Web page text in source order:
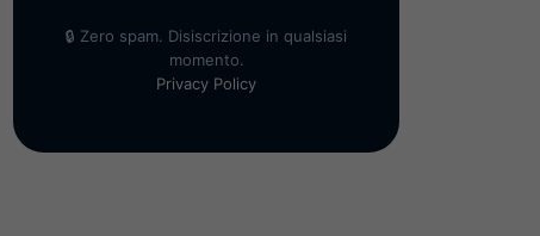
🔒 Zero spam. Disiscrizione in qualsiasi
momento.
Privacy Policy